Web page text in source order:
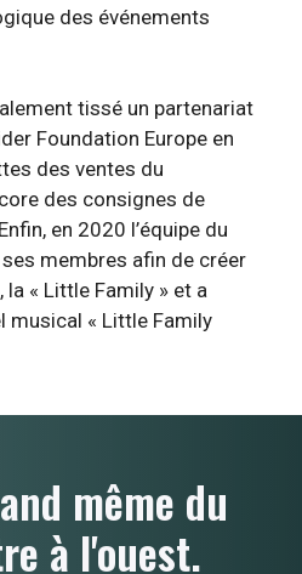
des événements
tissé un partenariat
Foundation Europe en
des ventes du
des consignes de
en 2020 l’équipe du
membres afin de créer
« Little Family » et a
musical « Little Family
même du
à l'ouest.